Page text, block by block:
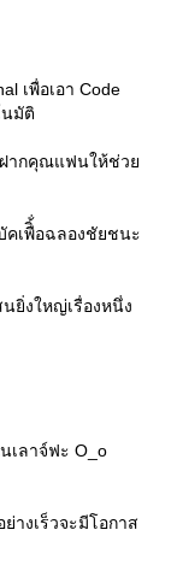
เพื่อเอา Code
นมัติ
ฝากคุณแฟนให้ช่ว
เพืิ้่อฉลองชัยชนะ
ยิ่งใหญ่เรื่องหนึ่ง
เลาจ์ฟะ O_o
างเร็วจะมีโอกาส